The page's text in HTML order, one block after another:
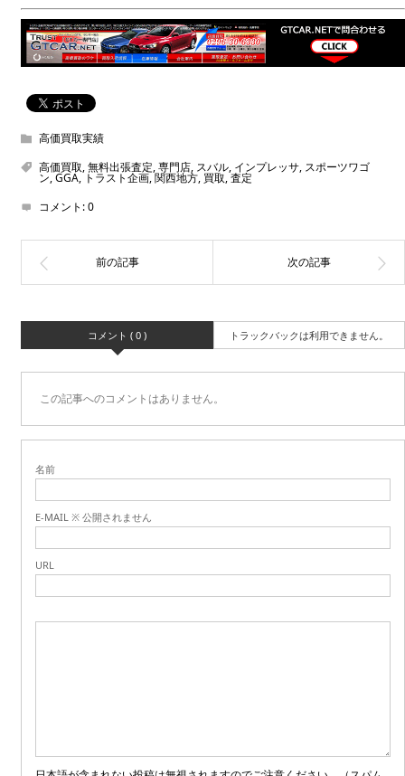
高価買取実績
高価買取,無料出張査定,専門店, スバル, インプレッサ, スポーツワゴ
ン,GGA, トラスト企画,関西地方, 買取,査定
コメント:0
コメント ( 0 ) トラックバックは利用できません。
この記事へのコメントはありません。
名前
E-MAIL ※ 公開されません
URL